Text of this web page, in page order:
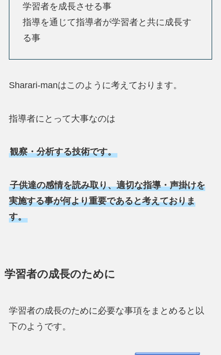
学習者を成長させる事
指導を通じて指導者が学習者と共に成長す
る事
Sharari-manはこのように考えております。
指導者にとって大事なのは
観察・分析する技術です。
子供達の感情を読み取り、適切な指導・声掛けを
実施する事が何より重要であると考えておりま
す。
学習者の成長のために
学習者の成長のために必要な事項をまとめると以
下のようです。